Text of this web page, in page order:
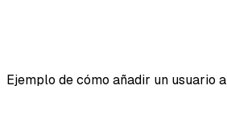
Ejemplo de cómo añadir un usuario a